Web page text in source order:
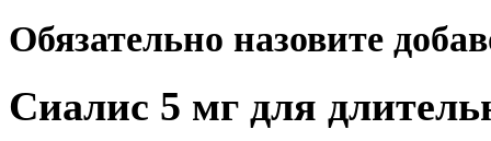
Обязательно назовите
Сиалис 5 мг для